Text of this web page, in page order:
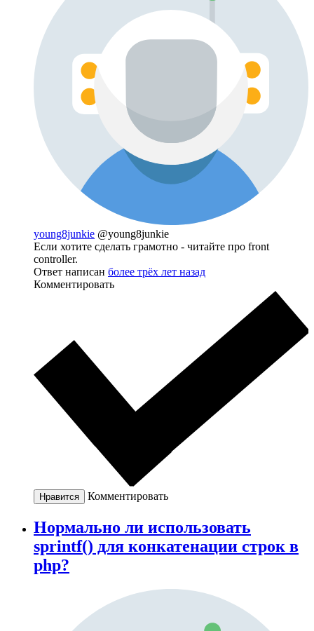
young8junkie @young8junkie
Если хотите сделать грамотно - читайте про front
controller.
Ответ написан более трёх лет назад
Комментировать
Нравится Комментировать
Нормально ли использовать
sprintf() для конкатенации строк в
php?